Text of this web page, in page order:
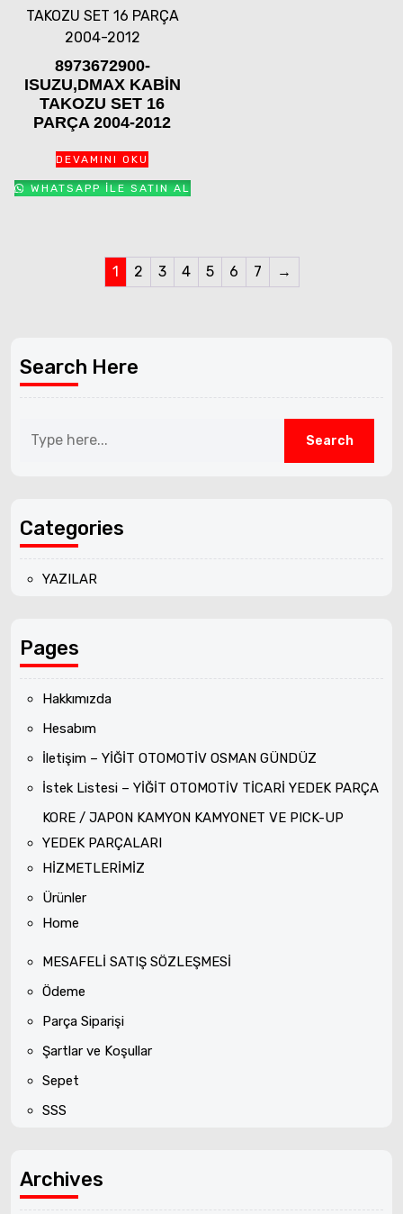
8973672900-
ISUZU,DMAX KABİN
TAKOZU SET 16
PARÇA 2004-2012
DEVAMINI OKU
WHATSAPP ILE SATIN AL
1 2 3 4 5 6 7 →
Search Here
Categories
YAZILAR
Pages
Hakkımızda
Hesabım
İletişim – YİĞİT OTOMOTİV OSMAN GÜNDÜZ
İstek Listesi – YİĞİT OTOMOTİV TİCARİ YEDEK PARÇA
KORE / JAPON KAMYON KAMYONET VE PICK-UP
YEDEK PARÇALARI
HİZMETLERİMİZ
Ürünler
Home
MESAFELİ SATIŞ SÖZLEŞMESİ
Ödeme
Parça Siparişi
Şartlar ve Koşullar
Sepet
SSS
Archives